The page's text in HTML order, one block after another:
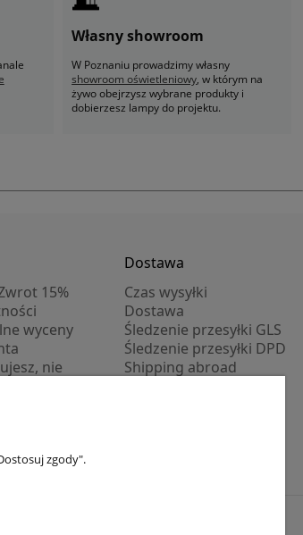
Własny showroom
W Poznaniu prowadzimy własny
showroom oświetleniowy, w którym na
żywo obejrzysz wybrane produkty i
dobierzesz lampy do projektu.
15%
wyceny
nie
Dostawa
Czas wysyłki
Dostawa
Śledzenie przesyłki GLS
Śledzenie przesyłki DPD
Shipping abroad
zgody".